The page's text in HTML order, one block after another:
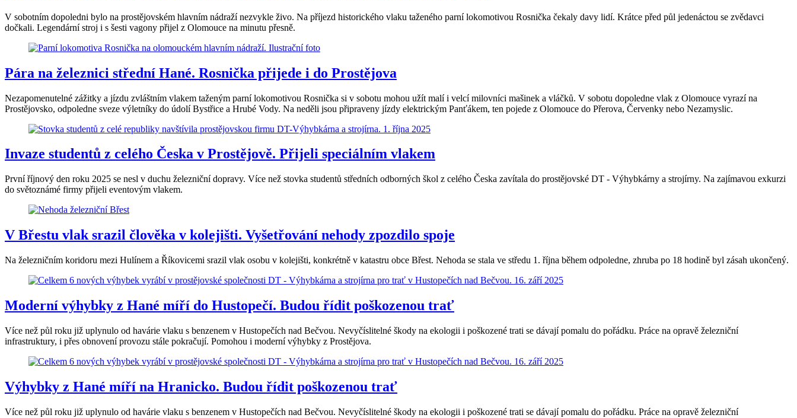
V sobotním dopoledni bylo na prostějovském hlavním nádraží nezvykle živo. Na příjezd historického vlaku taženého parní lokomotivou Rosnička čekaly davy lidí. Krátce před půl jedenáctou se zvědavci
dočkali. Legendární stroj i s šesti vagony přijel z Olomouce na minutu přesně.
Pára na železnici střední Hané. Rosnička přijede i do Prostějova
Nezapomenutelné zážitky a jízdu zvláštním vlakem taženým parní lokomotivou Rosnička si v sobotu mohou užít malí i velcí milovníci mašinek a vláčků. V sobotu dopoledne vlak z Olomouce vyrazí na
Prostějovsko, odpoledne sveze výletníky do údolí Bystřice a Hrubé Vody. Na neděli jsou připraveny jízdy elektrickým Panťákem, ten pojede z Olomouce do Přerova, Červenky nebo Nezamyslic.
Invaze studentů z celého Česka v Prostějově. Přijeli speciálním vlakem
První říjnový den roku 2025 se nesl v duchu železniční dopravy. Více než stovka studentů středních odborných škol z celého Česka zavítala do prostějovské DT - Výhybkárny a strojírny. Na zajímavou exkurzi
do světoznámé firmy přijeli eventovým vlakem.
V Břestu vlak srazil člověka v kolejišti. Vyšetřování nehody zpozdilo spoje
Na železničním koridoru mezi Hulínem a Říkovicemi srazil vlak osobu v kolejišti, konkrétně v katastru obce Břest. Nehoda se stala ve středu 1. října během odpoledne, zhruba po 18 hodině byl zásah ukončený.
Moderní výhybky z Hané míří do Hustopečí. Budou řídit poškozenou trať
Více než půl roku již uplynulo od havárie vlaku s benzenem v Hustopečích nad Bečvou. Nevyčíslitelné škody na ekologii i poškozené trati se dávají pomalu do pořádku. Práce na opravě železniční
infrastruktury, i přes obnovení provozu stále pokračují. Pomohou i moderní výhybky z Prostějova.
Výhybky z Hané míří na Hranicko. Budou řídit poškozenou trať
Více než půl roku již uplynulo od havárie vlaku s benzenem v Hustopečích nad Bečvou. Nevyčíslitelné škody na ekologii i poškozené trati se dávají pomalu do pořádku. Práce na opravě železniční